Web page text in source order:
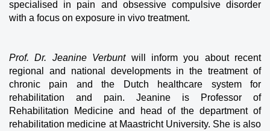
specialised in pain and obsessive compulsive disorder
with a focus on exposure in vivo treatment.
Prof. Dr. Jeanine Verbuntwill inform you about recent
regional and national developments in the treatment of
chronic pain and the Dutch healthcare system for
rehabilitation and pain. Jeanine is Professor of
Rehabilitation Medicine and head of the department of
rehabilitation medicine at Maastricht University. She is also